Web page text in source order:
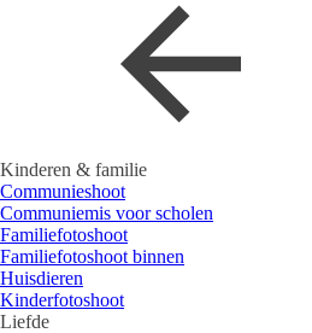
Kinderen & familie
Communieshoot
Communiemis voor scholen
Familiefotoshoot
Familiefotoshoot binnen
Huisdieren
Kinderfotoshoot
Liefde